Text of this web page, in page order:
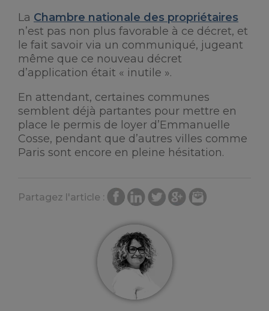
La Chambre nationale des propriétaires
n’est pas non plus favorable à ce décret, et
le fait savoir via un communiqué, jugeant
même que ce nouveau décret
d’application était « inutile ».
En attendant, certaines communes
semblent déjà partantes pour mettre en
place le permis de loyer d’Emmanuelle
Cosse, pendant que d’autres villes comme
Paris sont encore en pleine hésitation.
Partagez l'article :